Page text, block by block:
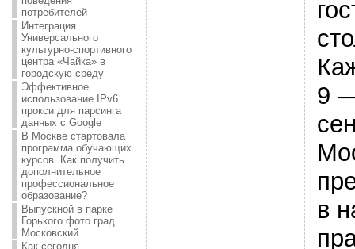
потребителей
Интеграция
Универсального
культурно-спортивного
центра «Чайка» в
городскую среду
Эффективное
использование IPv6
прокси для парсинга
данных с Google
В Москве стартовала
программа обучающих
курсов. Как получить
дополнительное
профессиональное
образование?
Выпускной в парке
Горького фото град
Московский
Как сегодня
9
в